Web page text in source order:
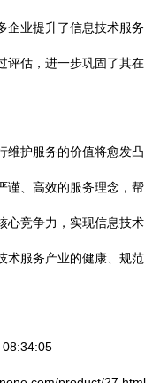
企业提升了信息技术服务
评估，进一步巩固了其在
维护服务的价值将愈发凸
谨、高效的服务理念，帮
心竞争力，实现信息技术
术服务产业的健康、规范